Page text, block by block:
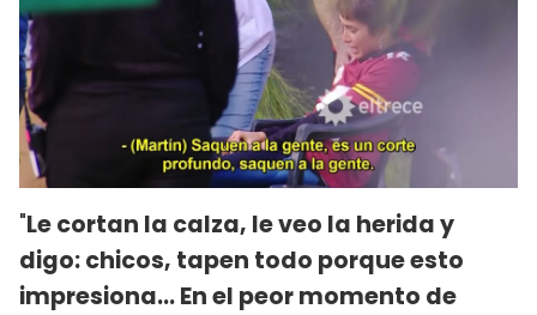
"Le cortan la calza, le veo la herida y
digo: chicos, tapen todo porque esto
impresiona... En el peor momento de